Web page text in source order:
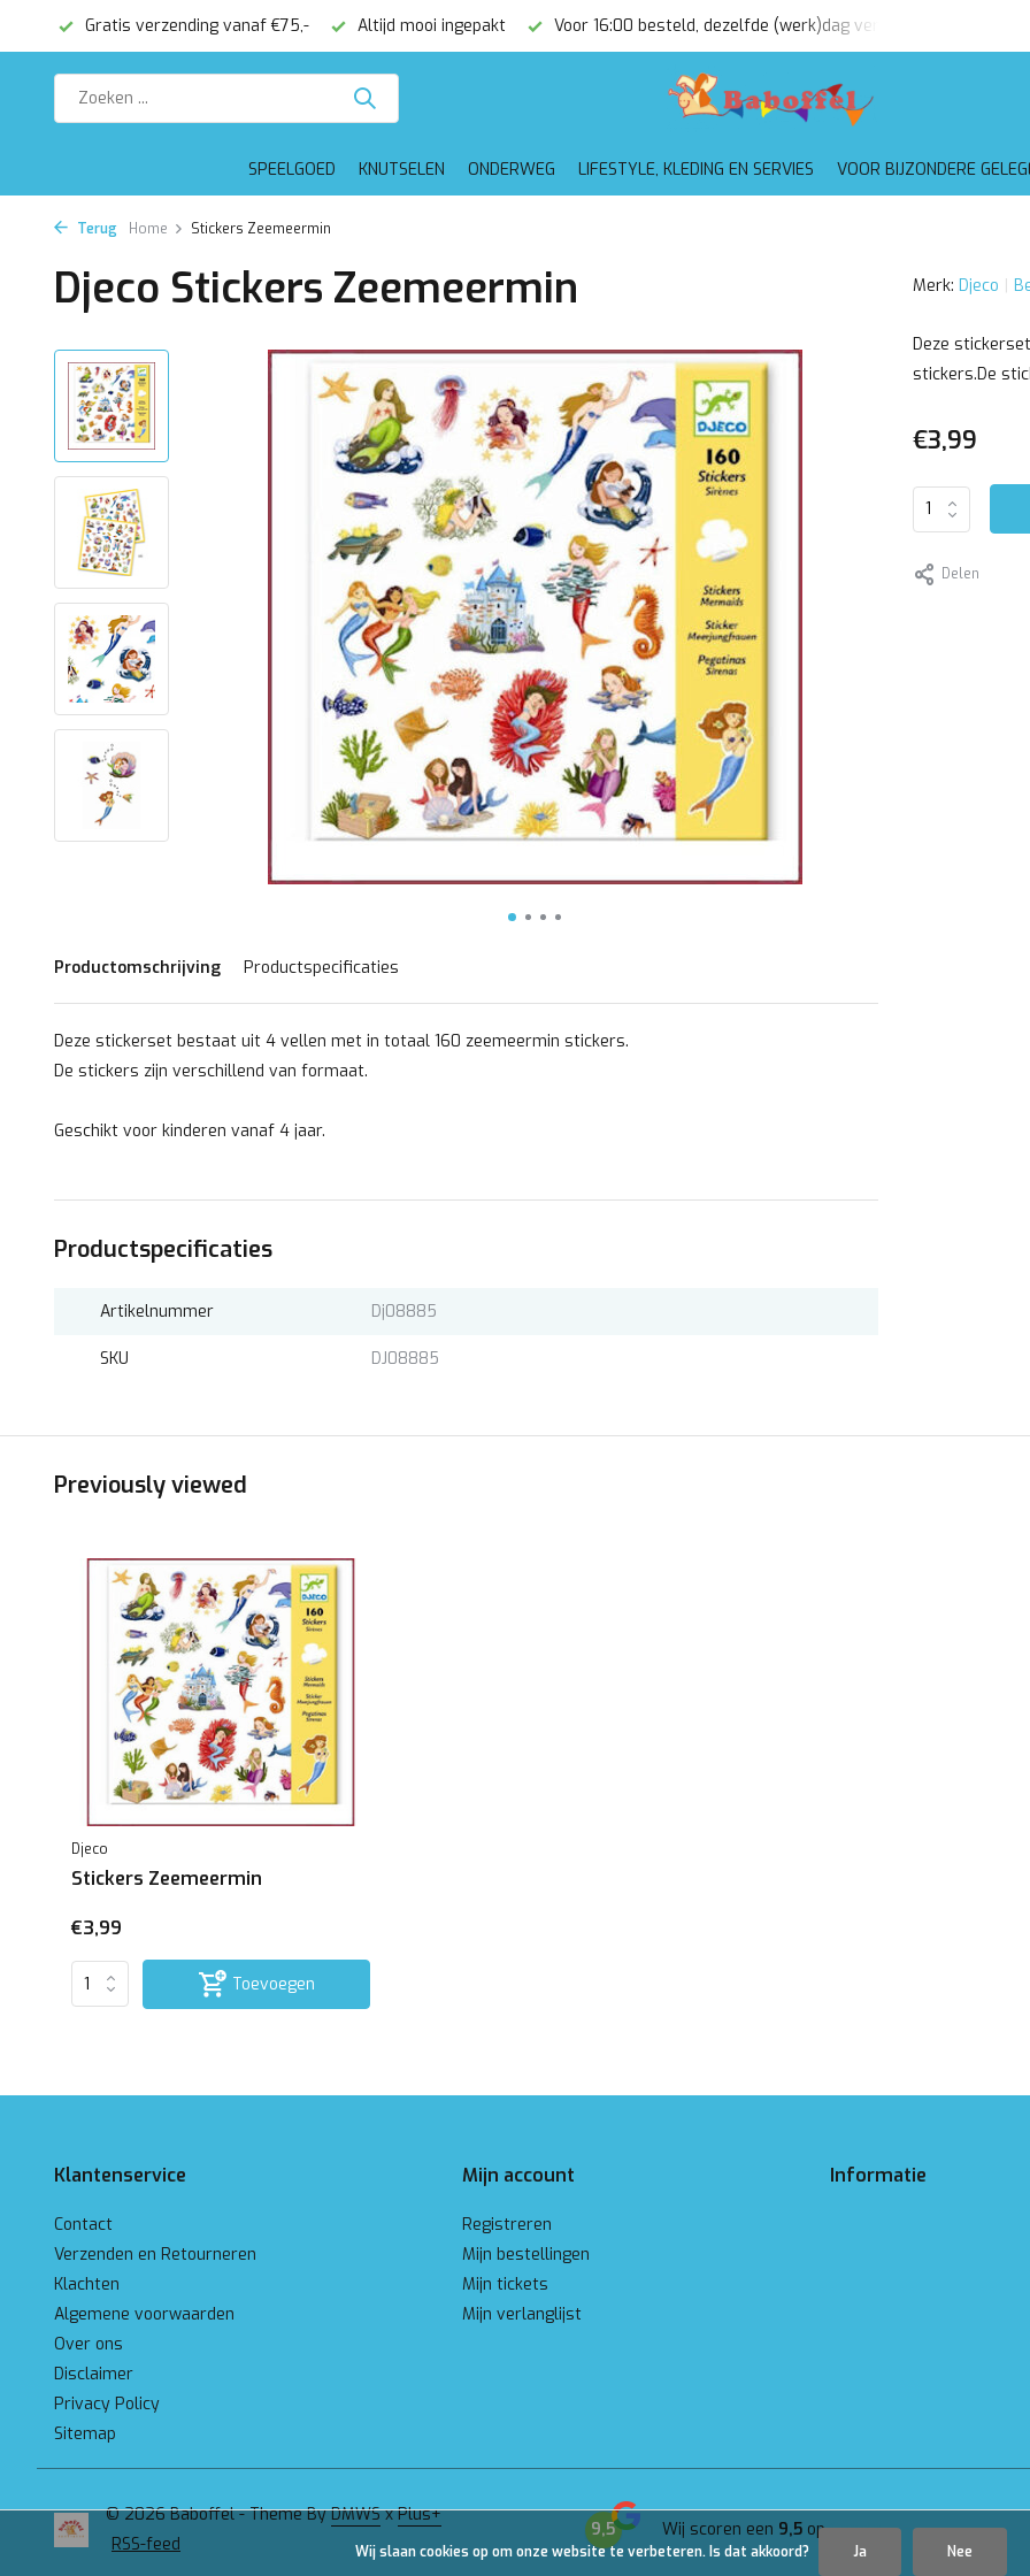
Gratis verzending vanaf €75,- Altijd mooi ingepakt Voor 16:00 besteld, dezelfde (werk)dag verzonden
SPEELGOED KNUTSELEN ONDERWEG LIFESTYLE, KLEDING EN SERVIES VOOR BIJZONDERE
Terug Home Stickers Zeemeermin
Djeco Stickers Zeemeermin
Productomschrijving Productspecificaties
Deze stickerset bestaat uit 4 vellen met in totaal 160 zeemeermin stickers.
De stickers zijn verschillend van formaat.
Geschikt voor kinderen vanaf 4 jaar.
Productspecificaties
Artikelnummer Dj08885
SKU DJ08885
Merk: Djeco
Deze
stickers.De
€3,99
Delen
Previously viewed
Djeco
Stickers Zeemeermin
€3,99
Toevoegen
Klantenservice
Contact
Verzenden en Retourneren
Klachten
Algemene voorwaarden
Over ons
Disclaimer
Privacy Policy
Sitemap
Mijn account
Registreren
Mijn bestellingen
Mijn tickets
Mijn verlanglijst
Informatie
© 2026 Baboffel - Theme ByDMWSxPlus+
RSS-feed
9,5 Wij scoren een 9,5opGoogle
Wij slaan cookies op om onze website te verbeteren. Is dat akkoord? Ja Nee